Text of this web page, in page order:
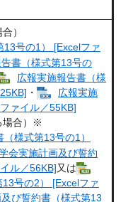
）
13号の1） [Excelファ
書（様式第13号の
広報実施報告書（様
・
広報実施
ァイル／55KB]
場合）※
様式第13号の1）
会実施計画及び誓約
ル／56KB]又は
号の2） [Excelファ
び誓約書（様式第13